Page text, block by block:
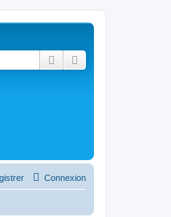
Rechercher
Connexion